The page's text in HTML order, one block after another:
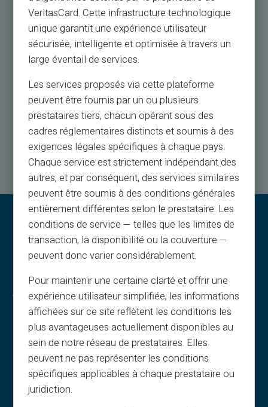
Service og support af
rigtige mennesker, ikke bots
Kundeservice på engelsk til din tjeneste med billet
24/24, via
telefon fra mandag til lørdag fra 9h til 18.30
Kontakt os
Juridiske oplysninger & vilkår
Generelle vilkår
Juridisk meddelelse
Brugsbetingelser
Cookiepolitik
VeritasCard. Cette infrastructure technologique
unique garantit une expérience utilisateur
sécurisée, intelligente et optimisée à travers un
large éventail de services.
Les services proposés via cette plateforme
peuvent être fournis par un ou plusieurs
prestataires tiers, chacun opérant sous des
cadres réglementaires distincts et soumis à des
exigences légales spécifiques à chaque pays.
Chaque service est strictement indépendant des
autres, et par conséquent, des services similaires
peuvent être soumis à des conditions générales
entièrement différentes selon le prestataire. Les
conditions de service — telles que les limites de
transaction, la disponibilité ou la couverture —
peuvent donc varier considérablement.
Pour maintenir une certaine clarté et offrir une
expérience utilisateur simplifiée, les informations
affichées sur ce site reflètent les conditions les
plus avantageuses actuellement disponibles au
sein de notre réseau de prestataires. Elles
peuvent ne pas représenter les conditions
spécifiques applicables à chaque prestataire ou
juridiction.